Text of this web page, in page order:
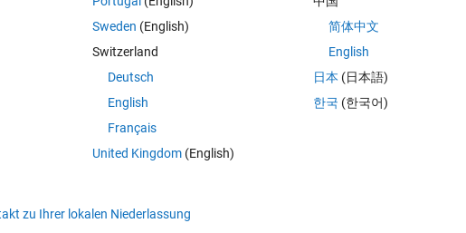
curve?
Akzeptiert:
Sweden (English)
Switzerland
Deutsch
English
Français
United Kingdom(English)
简体中文
English
日本 (日本語)
한국 (한국어)
zu Ihrer lokalen Niederlassung